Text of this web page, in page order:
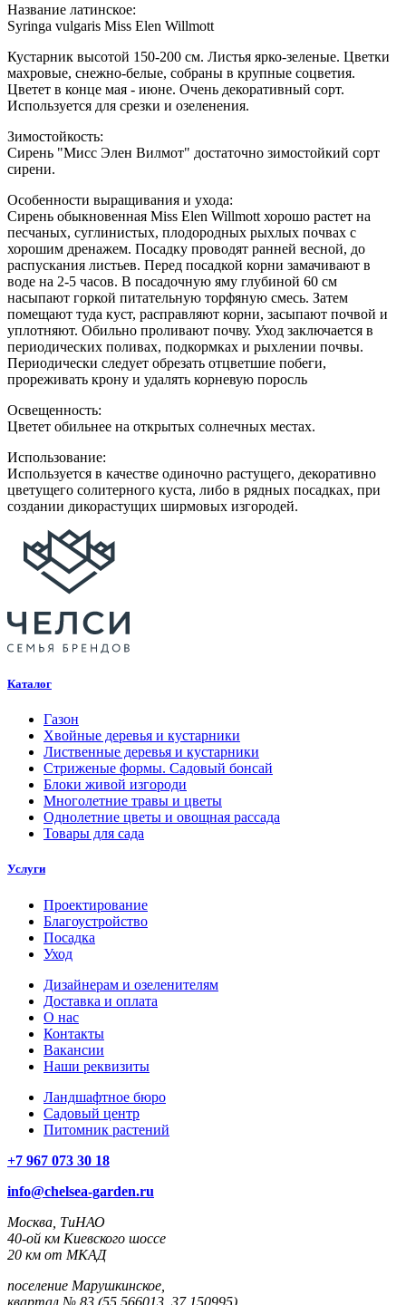
Название латинское:
Syringa vulgaris Miss Elen Willmott
Кустарник высотой 150-200 см. Листья ярко-зеленые. Цветки
махровые, снежно-белые, собраны в крупные соцветия.
Цветет в конце мая - июне. Очень декоративный сорт.
Используется для срезки и озеленения.
Зимостойкость:
Сирень "Мисс Элен Вилмот" достаточно зимостойкий сорт
сирени.
Особенности выращивания и ухода:
Сирень обыкновенная Miss Elen Willmott хорошо растет на
песчаных, суглинистых, плодородных рыхлых почвах с
хорошим дренажем. Посадку проводят ранней весной, до
распускания листьев. Перед посадкой корни замачивают в
воде на 2-5 часов. В посадочную яму глубиной 60 см
насыпают горкой питательную торфяную смесь. Затем
помещают туда куст, расправляют корни, засыпают почвой и
уплотняют. Обильно проливают почву. Уход заключается в
периодических поливах, подкормках и рыхлении почвы.
Периодически следует обрезать отцветшие побеги,
прореживать крону и удалять корневую поросль
Освещенность:
Цветет обильнее на открытых солнечных местах.
Использование:
Используется в качестве одиночно растущего, декоративно
цветущего солитерного куста, либо в рядных посадках, при
создании дикорастущих ширмовых изгородей.
Каталог
Газон
Хвойные деревья и кустарники
Лиственные деревья и кустарники
Стриженые формы. Садовый бонсай
Блоки живой изгороди
Многолетние травы и цветы
Однолетние цветы и овощная рассада
Товары для сада
Услуги
Проектирование
Благоустройство
Посадка
Уход
Дизайнерам и озеленителям
Доставка и оплата
О нас
Контакты
Вакансии
Наши реквизиты
Ландшафтное бюро
Садовый центр
Питомник растений
+7 967 073 30 18
info@chelsea-garden.ru
Москва, ТиНАО
40-ой км Киевского шоссе
20 км от МКАД
поселение Марушкинское,
квартал № 83 (55.566013, 37.150995)